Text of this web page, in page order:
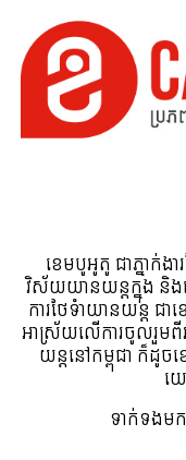
ខេមបូអូតូ ជាភ្នាក់
វិស័យយានយន្តក្នុង និង
ការថែទំាយានយន្ត ជា
អាស្រ័យលើការចូលរួម
យន្តនៅកម្ពុជា ក៏ដូចខ
យ
ទាក់ទង​ម